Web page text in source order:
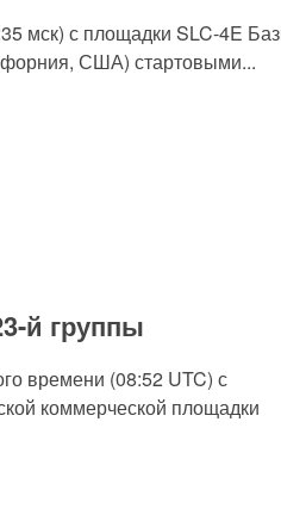
мск) с площадки SLC-4E
США) стартовыми...
й группы
времени (08:52 UTC) с
коммерческой площадки